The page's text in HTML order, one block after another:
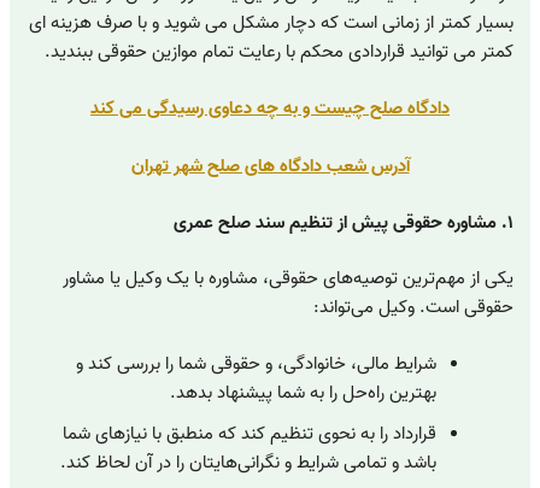
بسیار کمتر از زمانی است که دچار مشکل می شوید و با صرف هزینه ای
کمتر می توانید قراردادی محکم با رعایت تمام موازین حقوقی ببندید.
دادگاه صلح چیست و به چه دعاوی رسیدگی می کند
آدرس شعب دادگاه های صلح شهر تهران
۱. مشاوره حقوقی پیش از تنظیم سند صلح عمری
یکی از مهم‌ترین توصیه‌های حقوقی، مشاوره با یک وکیل یا مشاور
حقوقی است. وکیل می‌تواند:
شرایط مالی، خانوادگی، و حقوقی شما را بررسی کند و
بهترین راه‌حل را به شما پیشنهاد بدهد.
قرارداد را به نحوی تنظیم کند که منطبق با نیازهای شما
باشد و تمامی شرایط و نگرانی‌هایتان را در آن لحاظ کند.